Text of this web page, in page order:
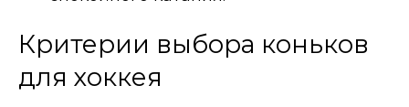
Критерии выбора коньков
для хоккея